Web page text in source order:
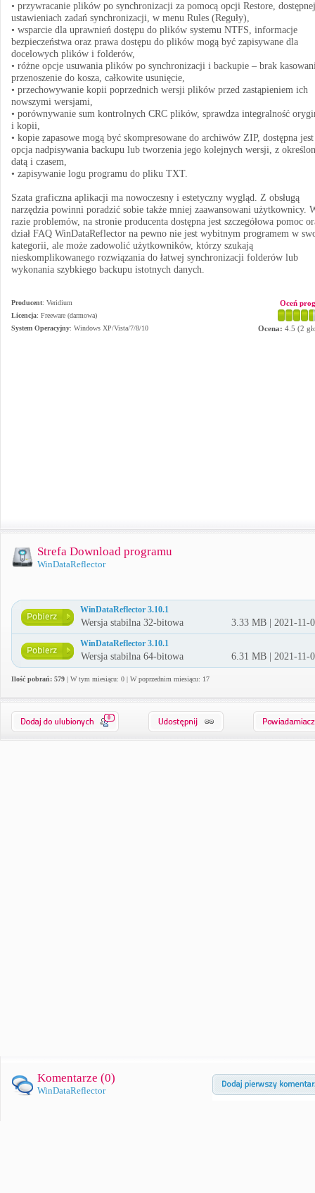
• przywracanie plików po synchronizacji za pomocą opcji Restore,
ustawieniach zadań synchronizacji, w menu Rules (Reguły),
• wsparcie dla uprawnień dostępu do plików systemu NTFS, informacje
bezpieczeństwa oraz prawa dostępu do plików mogą być zapisywane dla
docelowych plików i folderów,
• różne opcje usuwania plików po synchronizacji i backupie – brak
przenoszenie do kosza, całkowite usunięcie,
• przechowywanie kopii poprzednich wersji plików przed zastąpieniem ich
nowszymi wersjami,
• porównywanie sum kontrolnych CRC plików, sprawdza integralność
i kopii,
• kopie zapasowe mogą być skompresowane do archiwów ZIP, dostępna jest
opcja nadpisywania backupu lub tworzenia jego kolejnych wersji, z
datą i czasem,
• zapisywanie logu programu do pliku TXT.
Szata graficzna aplikacji ma nowoczesny i estetyczny wygląd. Z obsługą
narzędzia powinni poradzić sobie także mniej zaawansowani użytkownicy.
razie problemów, na stronie producenta dostępna jest szczegółowa pomoc
dział FAQ WinDataReflector na pewno nie jest wybitnym programem w
kategorii, ale może zadowolić użytkowników, którzy szukają
nieskomplikowanego rozwiązania do łatwej synchronizacji folderów lub
wykonania szybkiego backupu istotnych danych.
Producent: Veridium
Licencja: Freeware (darmowa)
System Operacyjny: Windows XP/Vista/7/8/10
Oceń
Ocena: 4.5 (2
Strefa Download programu
WinDataReflector
WinDataReflector 3.10.1
Wersja stabilna 32-bitowa 3.33 MB | 2021-11-
WinDataReflector 3.10.1
Wersja stabilna 64-bitowa 6.31 MB | 2021-11-
Ilość pobrań: 579 | W tym miesiącu: 0 | W poprzednim miesiącu: 17
0
Komentarze (0)
WinDataReflector